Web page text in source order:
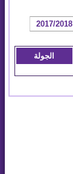
2017/2018
الجولة